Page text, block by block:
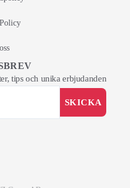
tips och unika erbjudanden
SKICKA